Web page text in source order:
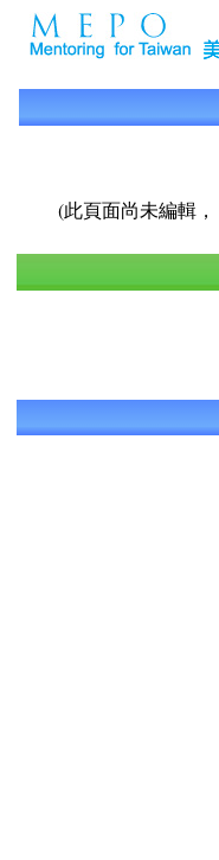
(此頁面尚未編輯，